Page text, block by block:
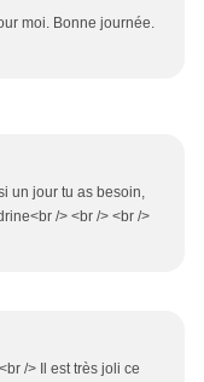
moi. Bonne journée.
un jour tu as besoin,
/> <br /> <br />
/> Il est très joli ce